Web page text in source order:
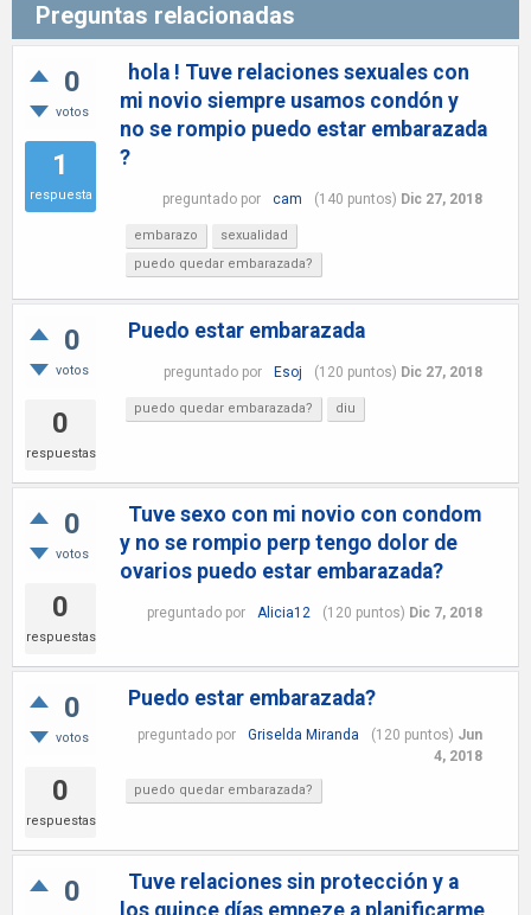
Preguntas relacionadas
0
votos
1
respuesta
hola ! Tuve relaciones sexuales con
mi novio siempre usamos condón y
no se rompio puedo estar embarazada
?
preguntado por cam (140 puntos) Dic 27, 2018
embarazo
sexualidad
puedo quedar embarazada?
0
votos
0
respuestas
Puedo estar embarazada
preguntado por Esoj (120 puntos) Dic 27, 2018
puedo quedar embarazada? diu
0
votos
0
respuestas
Tuve sexo con mi novio con condom
y no se rompio perp tengo dolor de
ovarios puedo estar embarazada?
preguntado por Alicia12 (120 puntos) Dic 7, 2018
0
votos
0
respuestas
Puedo estar embarazada?
preguntado por Griselda Miranda (120 puntos) Jun
4, 2018
puedo quedar embarazada?
0
Tuve relaciones sin protección y a
los quince días empeze a planificarme